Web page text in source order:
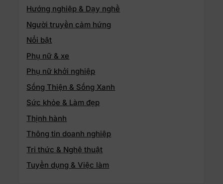
Hướng nghiệp & Dạy nghề
Người truyền cảm hứng
Nổi bật
Phụ nữ & xe
Phụ nữ khởi nghiệp
Sống Thiện & Sống Xanh
Sức khỏe & Làm đẹp
Thịnh hành
Thông tin doanh nghiệp
Tri thức & Nghệ thuật
Tuyển dụng & Việc làm